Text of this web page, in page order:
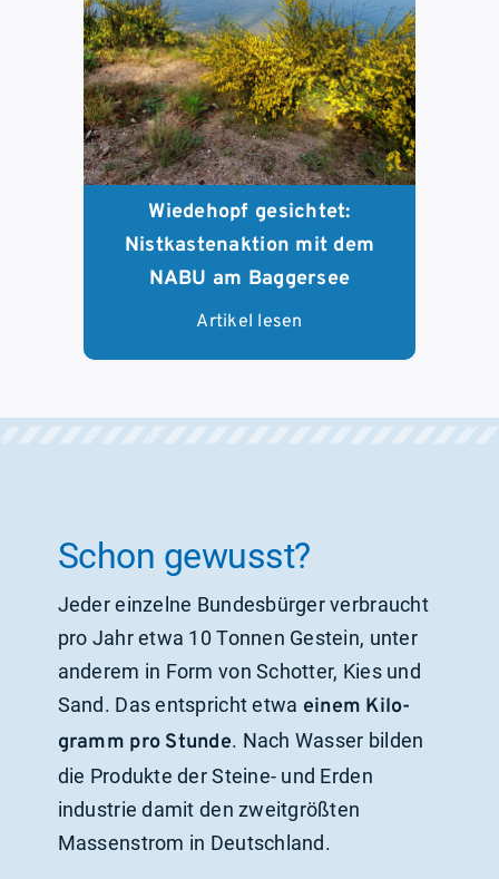
Wiedehopf gesichtet:
Nistkastenaktion mit dem
NABU am Baggersee
Artikel lesen
Schon gewusst?
Jeder einzelne Bundesbürger verbraucht
pro Jahr etwa 10 Tonnen Gestein, unter
anderem in Form von Schotter, Kies und
Sand. Das entspricht etwa einem Kilo­
gramm pro Stunde. Nach Wasser bilden
die Produkte der Steine- und Erden­
industrie damit den zweitgrößten
Massenstrom in Deutschland.